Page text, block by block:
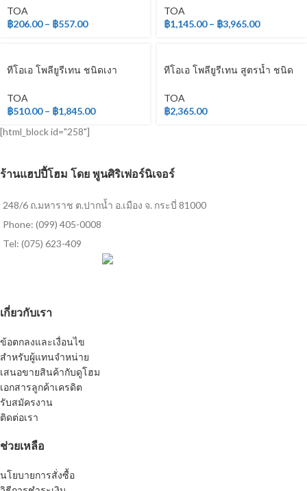
TOA
฿206.00 – ฿557.00
TOA
฿1,145.00 – ฿3,965.00
ทีโอเอ โพลียูรีเทน ชนิดเงา
TOA
฿510.00 – ฿1,845.00
ทีโอเอ โพลียูรีเทน สูตรน้ำ ชนิด
TOA
฿2,365.00
[html_block id="258"]
ร้านแฮปปี้โฮม โดย พูนศิริเฟอร์นิเจอร์
248/6 ถ.มหาราช ต.ปากน้ำ อ.เมือง จ. กระบี่ 81000
Phone: (099) 405-0008
Tel: (075) 623-409
เกี่ยวกับเรา
ข้อตกลงและเงื่อนไข
สำหรับผู้แทนจำหน่าย
เสนอขายสินค้ากับดูโฮม
เอกสารลูกค้าเครดิต
รับสมัครงาน
ติดต่อเรา
ช่วยเหลือ
นโยบายการสั่งซื้อ